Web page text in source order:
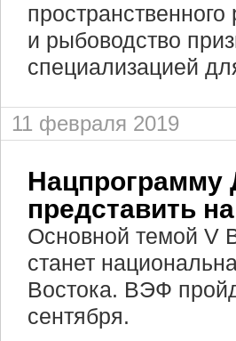
и рыбоводство
специализацией
11 февраля 2019
Нацпрограмму
представить
Основной темой V
станет
Востока. ВЭФ
сентября.